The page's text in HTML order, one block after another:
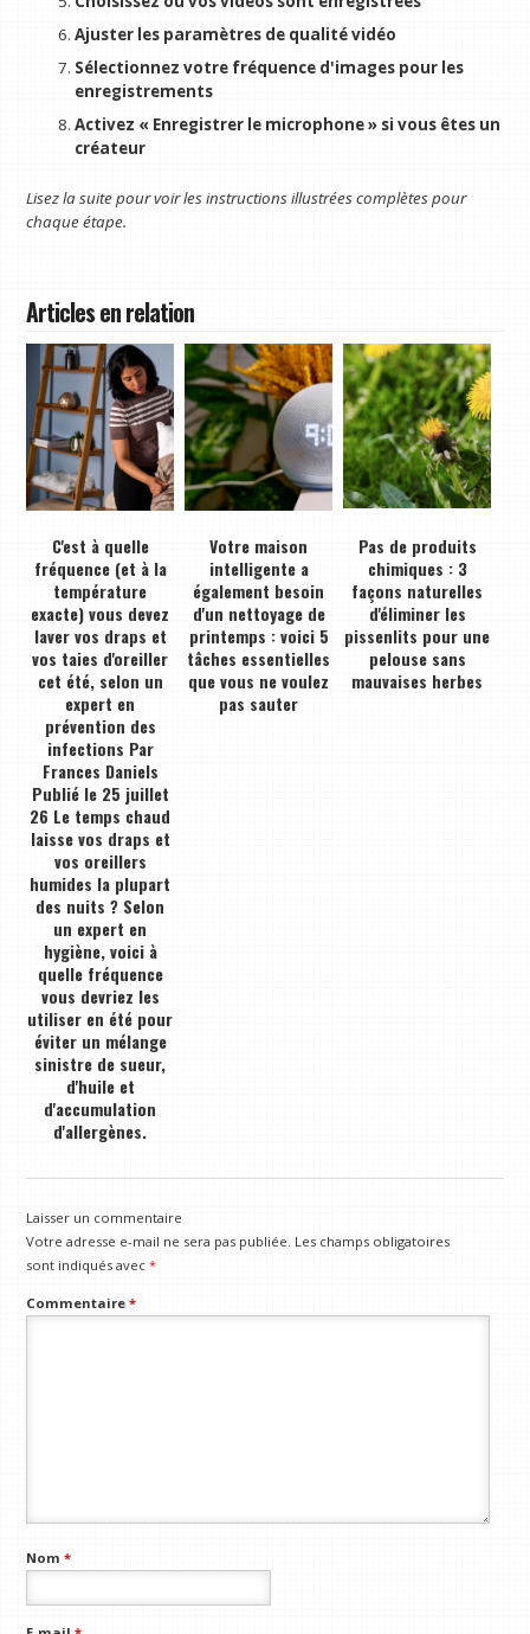
Ajuster les paramètres de qualité vidéo
Sélectionnez votre fréquence d'images pour les
enregistrements
Activez « Enregistrer le microphone » si vous êtes un
créateur
Lisez la suite pour voir les instructions illustrées complètes pour
chaque étape.
Articles en relation
C'est à quelle
fréquence (et à la
température
exacte) vous devez
laver vos draps et
vos taies d'oreiller
cet été, selon un
expert en
prévention des
infections Par
Frances Daniels
Publié le 25 juillet
26 Le temps chaud
laisse vos draps et
vos oreillers
humides la plupart
des nuits ? Selon
un expert en
hygiène, voici à
quelle fréquence
vous devriez les
utiliser en été pour
éviter un mélange
sinistre de sueur,
d'huile et
d'accumulation
d'allergènes.
Votre maison
intelligente a
également besoin
d'un nettoyage de
printemps : voici 5
tâches essentielles
que vous ne voulez
pas sauter
Pas de produits
chimiques : 3
façons naturelles
d'éliminer les
pissenlits pour une
pelouse sans
mauvaises herbes
Laisser un commentaire
Votre adresse e-mail ne sera pas publiée. Les champs obligatoires
sont indiqués avec*
Commentaire*
Nom*